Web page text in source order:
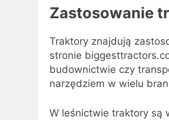
Zastosowanie
Traktory znajdują
stronie
budownictwie czy
narzędziem w wielu
W leśnictwie traktory są